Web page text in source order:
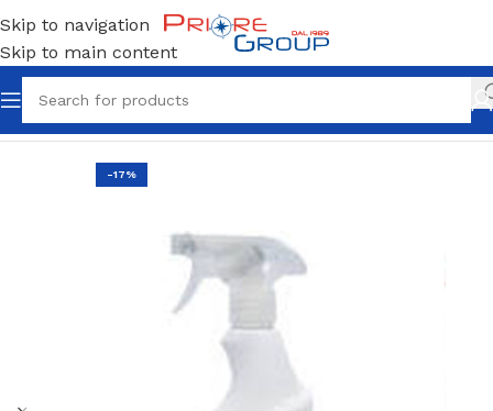
Skip to navigation
Skip to main content
Home Prodotti per la pulizia
-17%